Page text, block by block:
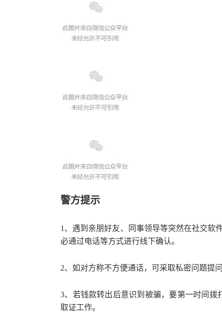
警方提示
1、遇到亲朋好友、同事领导等突然在社交软
必通过电话等方式进行线下确认。
2、 如对方称不方便通话，可采取私密问题提
3、 若钱款转出后意识到被骗，要第一时间拨
取证工作。